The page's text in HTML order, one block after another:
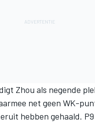
Zhou als negende
net geen WK-
hebben gehaald.